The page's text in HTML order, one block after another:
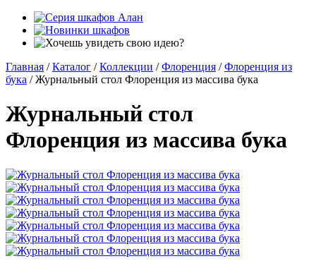
Главная / Каталог / Коллекции / Флоренция / Флоренция из
бука / Журнальный стол Флоренция из массива бука
Журнальный стол
Флоренция из массива бука